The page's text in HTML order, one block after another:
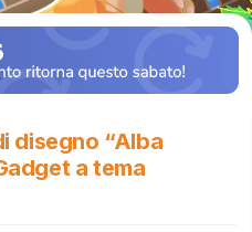
disegno “Alba
a tema